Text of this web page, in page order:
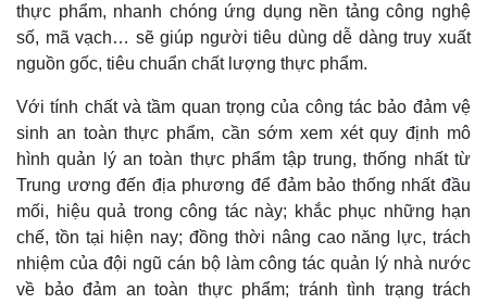
thực phẩm, nhanh chóng ứng dụng nền tảng công nghệ
số, mã vạch… sẽ giúp người tiêu dùng dễ dàng truy xuất
nguồn gốc, tiêu chuẩn chất lượng thực phẩm.
Với tính chất và tầm quan trọng của công tác bảo đảm vệ
sinh an toàn thực phẩm, cần sớm xem xét quy định mô
hình quản lý an toàn thực phẩm tập trung, thống nhất từ
Trung ương đến địa phương để đảm bảo thống nhất đầu
mối, hiệu quả trong công tác này; khắc phục những hạn
chế, tồn tại hiện nay; đồng thời nâng cao năng lực, trách
nhiệm của đội ngũ cán bộ làm công tác quản lý nhà nước
về bảo đảm an toàn thực phẩm; tránh tình trạng trách